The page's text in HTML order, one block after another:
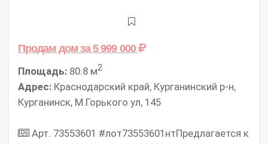
Продам домза 5 999 000
Площадь: 80.8 м2
Адрес: Краснодарский край, Курганинский р-н,
Курганинск, М.Горького ул, 145
Арт. 73553601 #лот73553601нтПредлагается к